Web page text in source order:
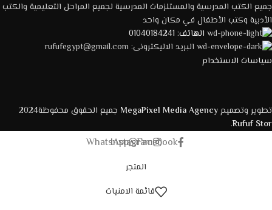
جميع الكتب المدرسية والمستلزمات المدرسية لجميع المراحل التعليمية والكتب
الأدبية وكتب الأطفال في مكان واحد
الهاتف: 01040184241
البريد الاليكترونى: rufufegypt@gmail.com
سياسات الاستخدام
تطوير وتصميمMegaPixel Media Agency جميع الحقوق محفوظة2024
Rufuf Stor
.
Facebook
Instagram
WhatsApp
المتجر
قائمة الامنيات